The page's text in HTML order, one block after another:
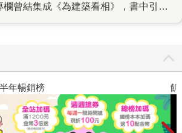
曾結集成《為建築看相》，書中引用
為建築看相》得以新生。次年以同樣的
為中國時報人間副刊撰寫的三少四壯專
築》。有了這兩本書的經驗，念及漢先
文章發表，何不就某個主題編輯成書？
二年，我自行選擇主題，選輯文章成書
後向漢先生報告，他都欣然地同意，就
券